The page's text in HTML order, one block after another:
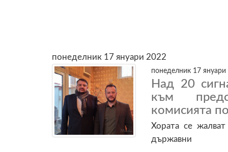
понеделник 17 януари 2022
понеделник 17
Над 20
към
комисията
Хората се
държавни